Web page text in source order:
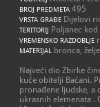
BROJ PREDMETA 495
VRSTA GRAĐE Dijelovi
TERITORIJ Poljanec
VREMENSKO RAZDOBLJE
MATERIJAL bronca,
Najveći dio Zbirke
kuće obitelji Baćani.
pronađene ljudske, a
ukrasnih elemenata .